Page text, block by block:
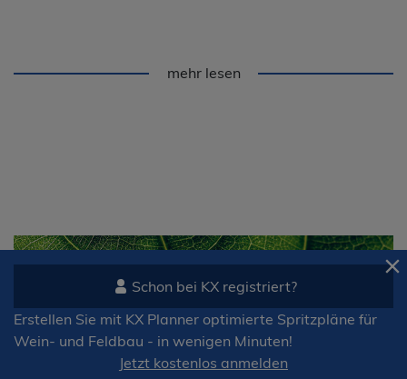
mehr lesen
Schon bei KX registriert?
Erstellen Sie mit KX Planner optimierte Spritzpläne für
Wein- und Feldbau - in wenigen Minuten!
Jetzt kostenlos anmelden